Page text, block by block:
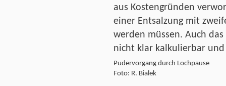
aus Kostengründen
einer Entsalzung mit
werden müssen. Auch
nicht klar kalkulierbar
Pudervorgang durch Lochpause
Foto: R. Bialek